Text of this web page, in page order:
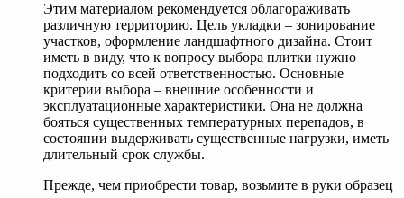
Этим материалом рекомендуется облагораживать
различную территорию. Цель укладки – зонирование
участков, оформление ландшафтного дизайна. Стоит
иметь в виду, что к вопросу выбора плитки нужно
подходить со всей ответственностью. Основные
критерии выбора – внешние особенности и
эксплуатационные характеристики. Она не должна
бояться существенных температурных перепадов, в
состоянии выдерживать существенные нагрузки, иметь
длительный срок службы.
Прежде, чем приобрести товар, возьмите в руки образец